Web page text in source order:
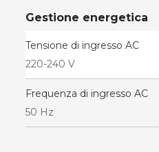
Gestione energetica
Tensione di ingresso AC
220-240 V
Frequenza di ingresso AC
50 Hz